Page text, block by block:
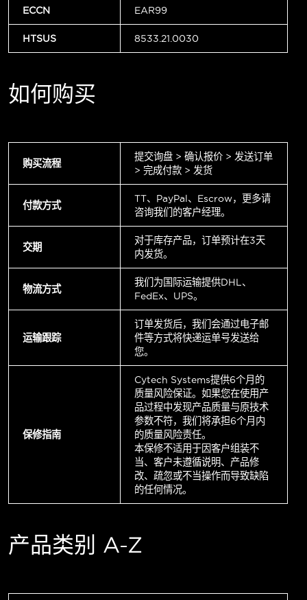
ECCN EAR99
HTSUS 8533.21.0030
如何购买
购买流程
提交询盘 > 确认报价 > 发送订单
> 完成付款 > 发货
付款方式
TT、PayPal、Escrow，更多请
咨询我们的客户经理。
交期
对于库存产品，订单预计在3天
内发货。
物流方式
我们为国际运输提供DHL、
FedEx、UPS。
运输跟踪
订单发货后，我们会通过电子邮
件等方式将快递运单号发送给
您。
保修指南
Cytech Systems提供6个月的
质量风险保证。如果您在使用产
品过程中发现产品质量与原技术
参数不符，我们将承担6个月内
的质量风险责任。
本保修不适用于因客户组装不
当、客户未遵循说明、产品修
改、疏忽或不当操作而导致缺陷
的任何情况。
产品类别 A-Z